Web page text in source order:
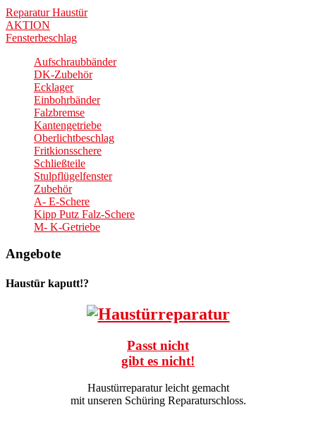
Reparatur Haustür
AKTION
Fensterbeschlag
Aufschraubbänder
DK-Zubehör
Ecklager
Einbohrbänder
Falzbremse
Kantengetriebe
Oberlichtbeschlag
Fritkionsschere
Schließteile
Stulpflügelfenster
Zubehör
A- E-Schere
Kipp Putz Falz-Schere
M- K-Getriebe
Angebote
Haustür kaputt!?
Passt nicht
gibt es nicht!
Haustürreparatur leicht gemacht
mit unseren Schüring Reparaturschloss.